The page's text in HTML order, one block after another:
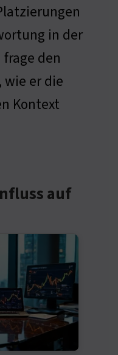
in der
den
er die
Kontext
auf